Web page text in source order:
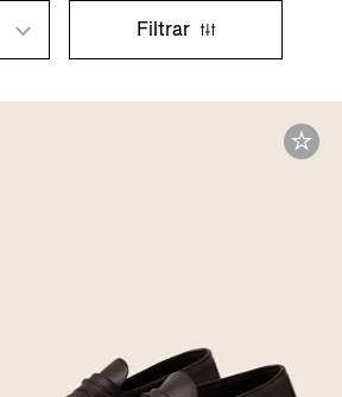
Filtrar